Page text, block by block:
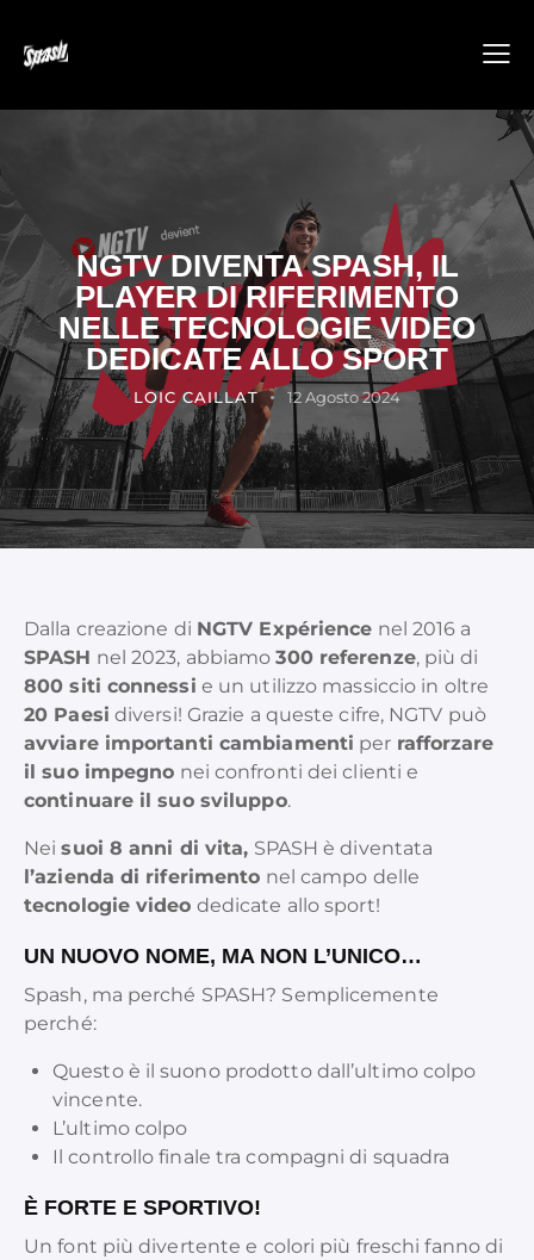
NGTV DIVENTA SPASH, IL
PLAYER DI RIFERIMENTO
NELLE TECNOLOGIE VIDEO
DEDICATE ALLO SPORT
LOIC CAILLAT 12 Agosto 2024
Dalla creazione di NGTV Expérience nel 2016 a
SPASH nel 2023, abbiamo300 referenze, più di
800 siti connessi e un utilizzo massiccio in oltre
20 Paesi diversi! Grazie a queste cifre, NGTV può
avviare importanti cambiamenti per rafforzare
il suo impegno nei confronti dei clienti e
continuare il suo sviluppo.
Neisuoi 8 anni di vita, SPASH è diventata
l’azienda di riferimento nel campo delle
tecnologie video dedicate allo sport!
UN NUOVO NOME, MA NON L’UNICO…
Spash, ma perché SPASH? Semplicemente
perché:
Questo è il suono prodotto dall’ultimo colpo
vincente.
L’ultimo colpo
Il controllo finale tra compagni di squadra
È FORTE E SPORTIVO!
Un font più divertente e colori più freschi fanno di